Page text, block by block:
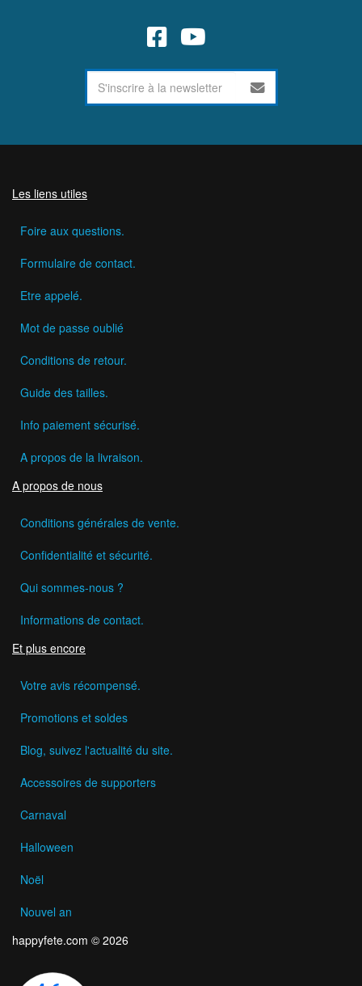
Les liens utiles
Foire aux questions.
Formulaire de contact.
Etre appelé.
Mot de passe oublié
Conditions de retour.
Guide des tailles.
Info paiement sécurisé.
A propos de la livraison.
A propos de nous
Conditions générales de vente.
Confidentialité et sécurité.
Qui sommes-nous ?
Informations de contact.
Et plus encore
Votre avis récompensé.
Promotions et soldes
Blog, suivez l'actualité du site.
Accessoires de supporters
Carnaval
Halloween
Noël
Nouvel an
happyfete.com © 2026